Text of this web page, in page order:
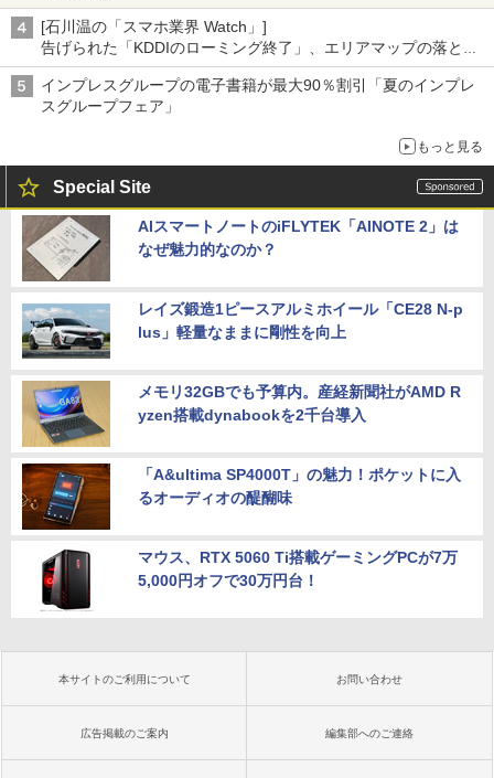
[石川温の「スマホ業界 Watch」]
告げられた「KDDIのローミング終了」、エリアマップの落とし
穴と楽天モバイルの課題
インプレスグループの電子書籍が最大90％割引「夏のインプレ
スグループフェア」
もっと見る
Special Site
AIスマートノートのiFLYTEK「AINOTE 2」は
なぜ魅力的なのか？
レイズ鍛造1ピースアルミホイール「CE28 N-p
lus」軽量なままに剛性を向上
メモリ32GBでも予算内。産経新聞社がAMD R
yzen搭載dynabookを2千台導入
「A&ultima SP4000T」の魅力！ポケットに入
るオーディオの醍醐味
マウス、RTX 5060 Ti搭載ゲーミングPCが7万
5,000円オフで30万円台！
本サイトのご利用について お問い合わせ
広告掲載のご案内 編集部へのご連絡